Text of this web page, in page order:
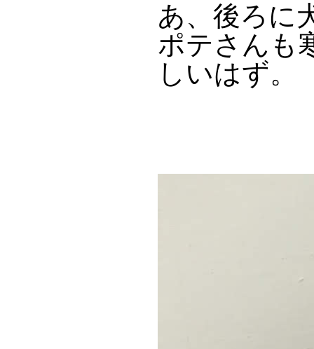
あ、後ろに
ポテさんも
しいはず。